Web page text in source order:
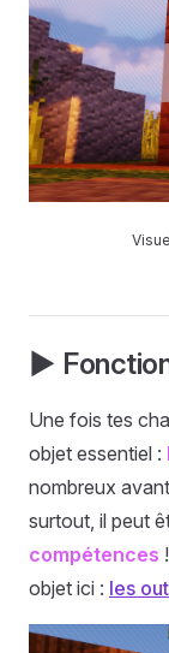
▶️
Une fois tes
objet essentiel :
nombreux
surtout, il peut
compétences
objet ici : les